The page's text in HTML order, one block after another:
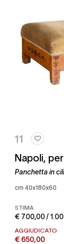
11
Napoli,
Panchetta in
cm 40x180x60
STIMA
€ 700,00 /
AGGIUDICATO
€ 650,00